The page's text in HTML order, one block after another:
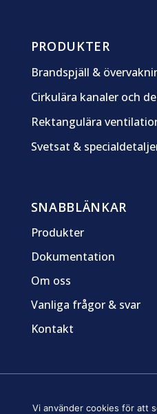
PRODUKTER
Brandspjäll &
Cirkulära kanaler och
Rektangulära
Svetsat &
SNABBLÄNKAR
Produkter
Dokumentation
Om oss
Vanliga frågor & svar
Kontakt
Sitemap
Vi använder cookies för att